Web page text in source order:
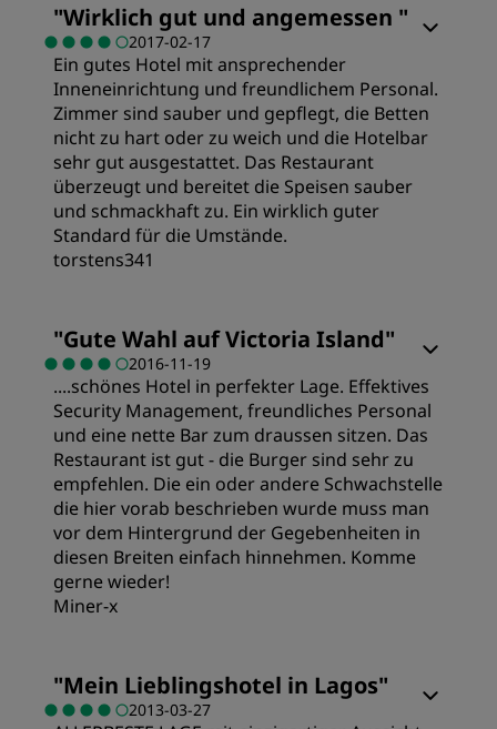
Schlafqualität
Service
"Wirklich gut und angemessen "
2017-02-17
Ein gutes Hotel mit ansprechender
Inneneinrichtung und freundlichem Personal.
Zimmer sind sauber und gepflegt, die Betten
nicht zu hart oder zu weich und die Hotelbar
sehr gut ausgestattet. Das Restaurant
überzeugt und bereitet die Speisen sauber
und schmackhaft zu. Ein wirklich guter
Standard für die Umstände.
torstens341
"Gute Wahl auf Victoria Island"
2016-11-19
....schönes Hotel in perfekter Lage. Effektives
Security Management, freundliches Personal
und eine nette Bar zum draussen sitzen. Das
Restaurant ist gut - die Burger sind sehr zu
empfehlen. Die ein oder andere Schwachstelle
die hier vorab beschrieben wurde muss man
vor dem Hintergrund der Gegebenheiten in
diesen Breiten einfach hinnehmen. Komme
gerne wieder!
Miner-x
"Mein Lieblingshotel in Lagos"
2013-03-27